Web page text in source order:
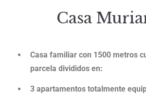
Casa
Casa familiar con 1500 metros
parcela divididos en:
3 apartamentos totalmente